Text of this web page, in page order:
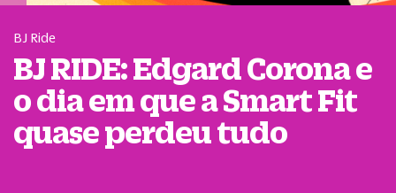
BJ Ride
BJ RIDE: Edgard Corona e
o dia em que a Smart Fit
quase perdeu tudo